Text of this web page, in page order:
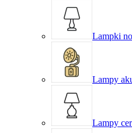
Lampki
Lampy
Lampy